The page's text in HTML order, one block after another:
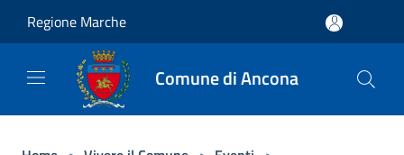
Regione Marche
Comune di Ancona